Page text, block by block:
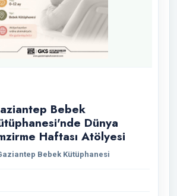
Bebek
Dünya
Haftası Atölyesi
Bebek Kütüphanesi